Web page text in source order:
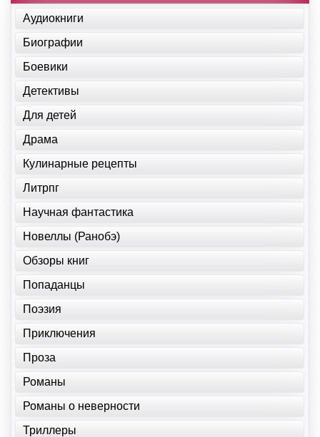
Аудиокниги
Биографии
Боевики
Детективы
Для детей
Драма
Кулинарные рецепты
Литрпг
Научная фантастика
Новеллы (Ранобэ)
Обзоры книг
Попаданцы
Поэзия
Приключения
Проза
Романы
Романы о неверности
Триллеры